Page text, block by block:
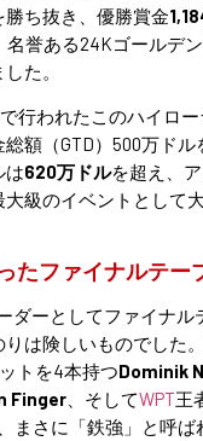
ち抜き、優勝賞金
名誉ある24Kゴールデ
た。
行われたこのハイロ
額（GTD）500万ドル
は620万ドルを超え、
級のイベントとして
たファイナルテー
ダーとしてファイナル
りは険しいものでした
トを4本持つDominik
Finger 、そしてWPT王
まさに「鉄強」と呼ば